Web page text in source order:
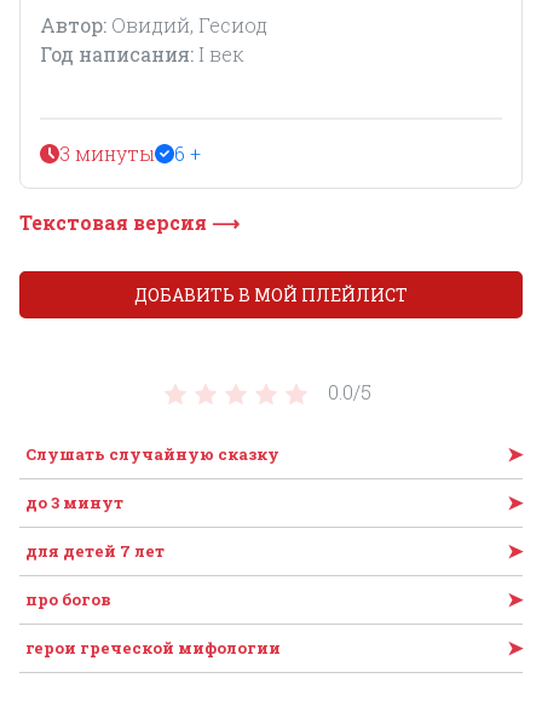
Автор: Овидий, Гесиод
Год написания: I век
3 минуты 6 +
Текстовая версия ⟶
0.0/5
Слушать случайную сказку ➤
до 3 минут ➤
для детей 7 лет ➤
про богов ➤
герои греческой мифологии ➤
ДОБАВИТЬ В МОЙ ПЛЕЙЛИСТ